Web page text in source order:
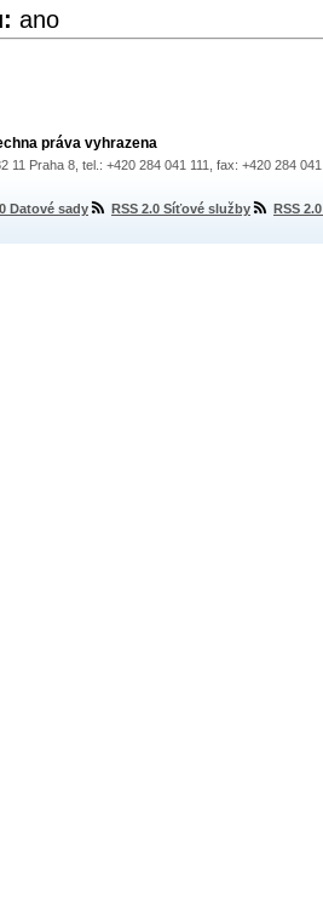
ano
práva vyhrazena
11 Praha 8, tel.: +420 284 041 111, fax: +420 284
Datové sady RSS 2.0 Síťové služby RSS